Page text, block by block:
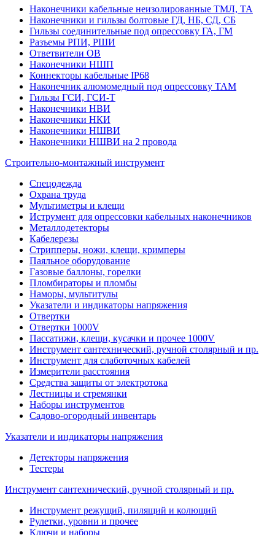
Наконечники кабельные неизолированные ТМЛ, ТА
Наконечники и гильзы болтовые ГД, НБ, СД, СБ
Гильзы соединительные под опрессовку ГА, ГМ
Разъемы РПИ, РШИ
Ответвители ОВ
Наконечники НШП
Коннекторы кабельные IP68
Наконечник алюмомедный под опрессовку ТАМ
Гильзы ГСИ, ГСИ-Т
Наконечники НВИ
Наконечники НКИ
Наконечники НШВИ
Наконечники НШВИ на 2 провода
Строительно-монтажный инструмент
Спецодежда
Охрана труда
Мультиметры и клещи
Иструмент для опрессовки кабельных наконечников
Металлодетекторы
Кабелерезы
Стрипперы, ножи, клещи, кримперы
Паяльное оборудование
Газовые баллоны, горелки
Пломбираторы и пломбы
Наморы, мультитулы
Указатели и индикаторы напряжения
Отвертки
Отвертки 1000V
Пассатижи, клещи, кусачки и прочее 1000V
Инструмент сантехнический, ручной столярный и пр.
Инструмент для слаботочных кабелей
Измерители расстояния
Средства защиты от электротока
Лестницы и стремянки
Наборы инструментов
Садово-огородный инвентарь
Указатели и индикаторы напряжения
Детекторы напряжения
Тестеры
Инструмент сантехнический, ручной столярный и пр.
Инструмент режущий, пилящий и колющий
Рулетки, уровни и прочее
Ключи и наборы